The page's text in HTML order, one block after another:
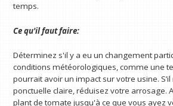
temps.
Ce qu'il faut faire:
Déterminez s'il y a eu un changement
conditions météorologiques, comme une
pourrait avoir un impact sur votre usine. S’il
ponctuelle claire, réduisez votre arrosage.
plant de tomate jusqu'à ce que vous ayez